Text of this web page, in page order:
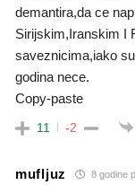
demantira,da ce
Sirijskim,Iranskim I
saveznicima,iako
godina nece.
Copy-paste
11 -2
mufljuz 8 godine